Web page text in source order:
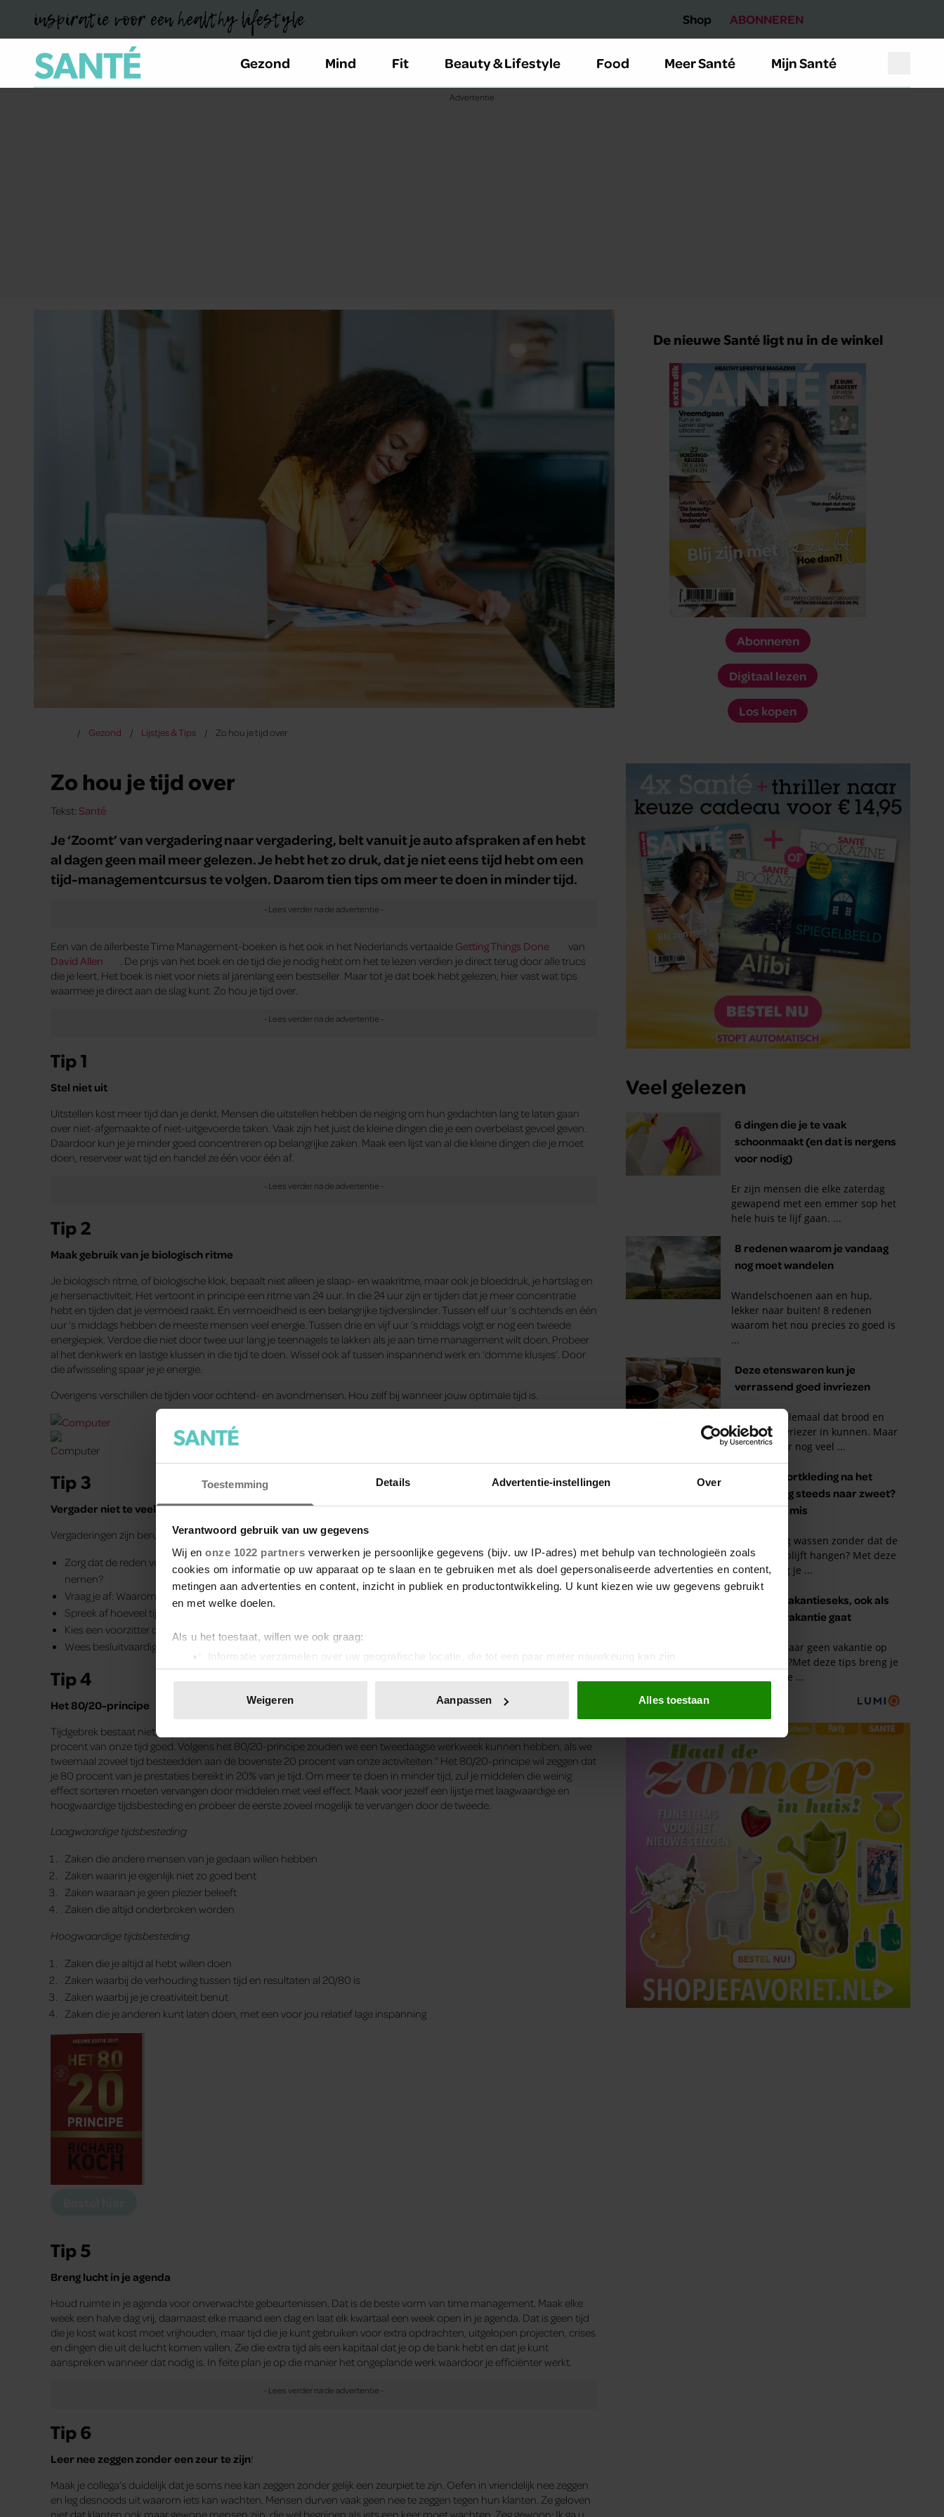
Toestemming Details Advertentie-instellingen Over
Verantwoord gebruik van uw gegevens
Wij en onze 1022 partners verwerken je persoonlijke gegevens (bijv. uw IP-adres) met behulp van technologieën zoals
cookies om informatie op uw apparaat op te slaan en te gebruiken met als doel gepersonaliseerde advertenties en content,
metingen aan advertenties en content, inzicht in publiek en productontwikkeling. U kunt kiezen wie uw gegevens gebruikt
en met welke doelen.
Als u het toestaat, willen we ook graag:
Informatie verzamelen over uw geografische locatie, die tot een paar meter nauwkeurig kan zijn
Uw apparaat identificeren door het actief te scannen op specifieke eigenschappen (fingerprinting)
toestemming op elk moment wijzigen of intrekken in de Cookieverklaring.
We gebruiken cookies om content en advertenties te personaliseren, om functies voor social media te bieden en om ons
websiteverkeer te analyseren. Ook delen we informatie over uw gebruik van onze site met onze partners voor social
media, adverteren en analyse. Deze partners kunnen deze gegevens combineren met andere informatie die u aan ze heeft
verstrekt of die ze hebben verzameld op basis van uw gebruik van hun services. U gaat akkoord met onze cookies als u
onze website blijft gebruiken.
Weigeren Aanpassen Alles toestaan
inspiratie voor een healthy lifestyle Shop ABONNEREN
Gezond Mind Fit Beauty & Lifestyle Food Meer Santé Mijn Santé
Gezond Lijstjes & Tips Zo hou je tijd over
Zo hou je tijd over
Tekst: Santé
Je ‘Zoomt’ van vergadering naar vergadering, belt vanuit je auto afspraken af en hebt
al dagen geen mail meer gelezen. Je hebt het zo druk, dat je niet eens tijd hebt om een
tijd-managementcursus te volgen. Daarom tien tips om meer te doen in minder tijd.
Een van de allerbeste Time Management-boeken is het ook in het Nederlands vertaalde Getting Things Done
van
David Allen
. De prijs van het boek en de tijd die je nodig hebt om het te lezen verdien je direct terug door alle trucs
die je leert. Het boek is niet voor niets al jarenlang een bestseller. Maar tot je dat boek hebt gelezen, hier vast wat tips
waarmee je direct aan de slag kunt. Zo hou je tijd over.
Tip 1
Stel niet uit
Uitstellen kost meer tijd dan je denkt. Mensen die uitstellen hebben de neiging om hun gedachten lang te laten gaan
over niet-afgemaakte of niet-uitgevoerde taken. Vaak zijn het juist de kleine dingen die je een overbelast gevoel geven.
Daardoor kun je je minder goed concentreren op belangrijke zaken. Maak een lijst van al die kleine dingen die je moet
doen, reserveer wat tijd en handel ze één voor één af.
Tip 2
Maak gebruik van je biologisch ritme
Je biologisch ritme, of biologische klok, bepaalt niet alleen je slaap- en waakritme, maar ook je bloeddruk, je hartslag en
je hersenactiviteit. Het vertoont in principe een ritme van 24 uur. In die 24 uur zijn er tijden dat je meer concentratie
hebt en tijden dat je vermoeid raakt. En vermoeidheid is een belangrijke tijdverslinder. Tussen elf uur ’s ochtends en één
uur ’s middags hebben de meeste mensen veel energie. Tussen drie en vijf uur ’s middags volgt er nog een tweede
energiepiek. Verdoe die niet door twee uur lang je teennagels te lakken als je aan time management wilt doen. Probeer
al het denkwerk en lastige klussen in die tijd te doen. Wissel ook af tussen inspannend werk en ‘domme klusjes’. Door
die afwisseling spaar je je energie.
Overigens verschillen de tijden voor ochtend- en avondmensen. Hou zelf bij wanneer jouw optimale tijd is.
Tip 3
Vergader niet te veel
Vergaderingen zijn beruchte tijdrovers.
Zorg dat de reden voor de vergadering duidelijk is. Is dat brainstormen, informatie uitwisselen of beslissingen
nemen?
Vraag je af: Waarom zit ik hier? Misschien hoef je niet bij elke vergadering te zijn. Denk aan je time management.
Spreek af hoeveel tijd je per agendapunt hebt.
Kies een voorzitter die zaken in het gareel kan houden, zeker als je online vergadert.
Wees besluitvaardig. Wat moet er gedaan worden, door wie en wanneer?
Tip 4
Het 80/20-principe
Tijdgebrek bestaat niet, zegt de
procent van onze tijd goed. Volgens het 80/20-principe zouden we een tweedaagse werkweek kunnen hebben, als we
tweemaal zoveel tijd besteedden aan de bovenste 20 procent van onze activiteiten.” Het 80/20-principe wil zeggen dat
je 80 procent van je prestaties bereikt in 20% van je tijd. Om meer te doen in minder tijd, zul je middelen die weinig
effect sorteren moeten vervangen door middelen met veel effect. Maak voor jezelf een lijstje met laagwaardige en
hoogwaardige tijdsbesteding en probeer de eerste zoveel mogelijk te vervangen door de tweede.
Laagwaardige tijdsbesteding
Zaken die andere mensen van je gedaan willen hebben
Zaken waarin je eigenlijk niet zo goed bent
Zaken waaraan je geen plezier beleeft
Zaken die altijd onderbroken worden
Hoogwaardige tijdsbesteding
Zaken die je altijd al hebt willen doen
Zaken waarbij de verhouding tussen tijd en resultaten al 20/80 is
Zaken waarbij je je creativiteit benut
Zaken die je anderen kunt laten doen, met een voor jou relatief lage inspanning
Tip 5
Breng lucht in je agenda
Houd ruimte in je agenda voor onverwachte gebeurtenissen. Dat is de beste vorm van time management. Maak elke
week een halve dag vrij, daarnaast elke maand een dag en laat elk kwartaal een week open in je agenda. Dat is geen tijd
die je kost wat kost moet vrijhouden, maar tijd die je kunt gebruiken voor extra opdrachten, uitgelopen projecten, crises
en dingen die uit de lucht komen vallen. Zie die extra tijd als een kapitaal dat je op de bank hebt en dat je kunt
aanspreken wanneer dat nodig is. In feite plan je op die manier het ongeplande werk waardoor je efficiënter werkt.
Tip 6
Leer nee zeggen zonder een zeur te zijn!
Maak je collega’s duidelijk dat je soms nee kan zeggen zonder gelijk een zeurpiet te zijn. Oefen in vriendelijk nee zeggen
en leg desnoods uit waarom iets kan wachten. Mensen durven vaak geen nee te zeggen tegen hun klanten. Ze geloven
De nieuwe Santé ligt nu in de winkel
Abonneren
Digitaal lezen
Los kopen